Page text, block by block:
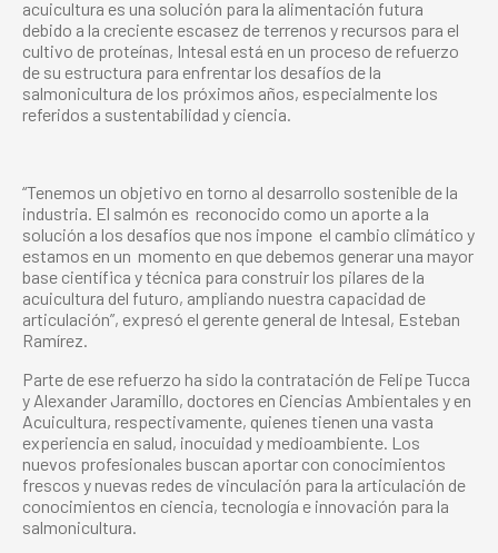
acuicultura es una solución para la alimentación futura
debido a la creciente escasez de terrenos y recursos para el
cultivo de proteínas, Intesal está en un proceso de refuerzo
de su estructura para enfrentar los desafíos de la
salmonicultura de los próximos años, especialmente los
referidos a sustentabilidad y ciencia.
“Tenemos un objetivo en torno al desarrollo sostenible de la
industria. El salmón es reconocido como un aporte a la
solución a los desafíos que nos impone el cambio climático y
estamos en un momento en que debemos generar una mayor
base científica y técnica para construir los pilares de la
acuicultura del futuro, ampliando nuestra capacidad de
articulación”, expresó el gerente general de Intesal, Esteban
Ramírez.
Parte de ese refuerzo ha sido la contratación de Felipe Tucca
y Alexander Jaramillo, doctores en Ciencias Ambientales y en
Acuicultura, respectivamente, quienes tienen una vasta
experiencia en salud, inocuidad y medioambiente. Los
nuevos profesionales buscan aportar con conocimientos
frescos y nuevas redes de vinculación para la articulación de
conocimientos en ciencia, tecnología e innovación para la
salmonicultura.